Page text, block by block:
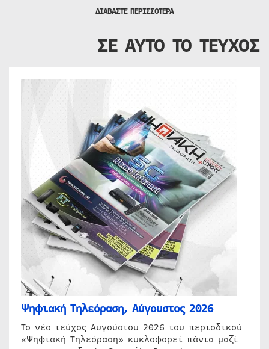
ΔΙΑΒΑΣΤΕ ΠΕΡΙΣΣΟΤΕΡΑ
ΣΕ ΑΥΤΟ ΤΟ ΤΕΥΧΟΣ
Ψηφιακή Τηλεόραση, Αύγουστος 2026
Το νέο τεύχος Αυγούστου 2026 του περιοδικού
«Ψηφιακή Τηλεόραση» κυκλοφορεί πάντα μαζί